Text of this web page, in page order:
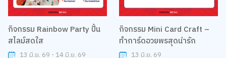
กิจกรรม Rainbow Party ปั้น
สไลม์สดใส
13 มิ.ย. 69 - 14 มิ.ย. 69
กิจกรรม Mini Card Craft –
ทำการ์ดอวยพรสุดน่ารัก
13 มิ.ย. 69